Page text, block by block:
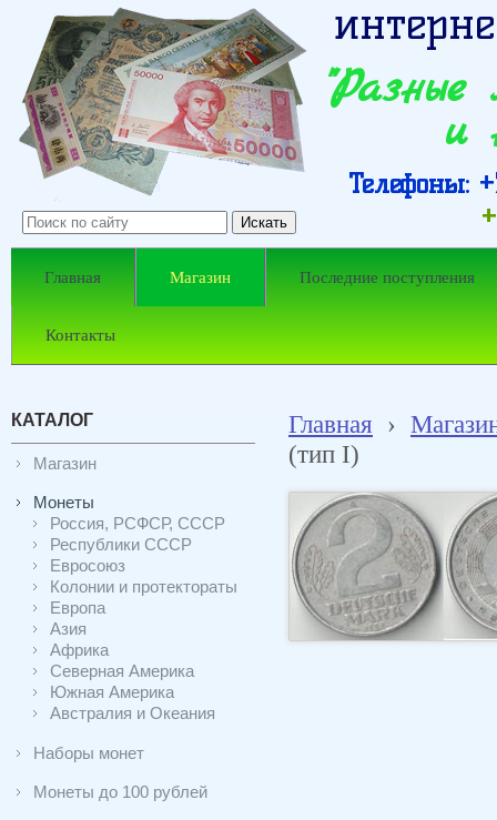
и
Телефоны:
Главная Магазин Последние поступления
Контакты
КАТАЛОГ
Магазин
Монеты
Россия, РСФСР, СССР
Республики СССР
Евросоюз
Колонии и протектораты
Европа
Азия
Африка
Северная Америка
Южная Америка
Австралия и Океания
Наборы монет
Монеты до 100 рублей
Главная ›
(тип I)